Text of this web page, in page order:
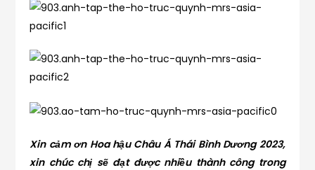
Xin cảm ơn Hoa hậu Châu Á Thái Bình Dương 2023,
xin chúc chị sẽ đạt được nhiều thành công trong